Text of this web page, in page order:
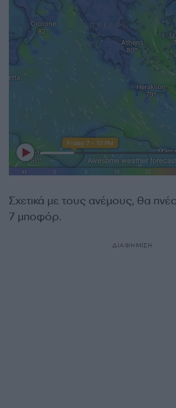
Σχετικά με τους ανέμους, θα
7 μποφόρ.
ΔΙΑΦΗΜΙΣΗ